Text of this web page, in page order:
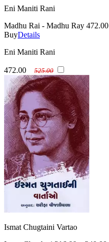
Eni Maniti Rani
Madhu Rai - Madhu Ray 472.00
BuyDetails
Eni Maniti Rani
472.00 525.00
Ismat Chugtaini Vartao